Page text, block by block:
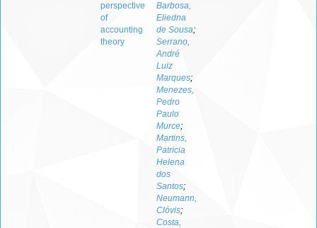
perspective
of
accounting
theory
Barbosa,
Eliedna
de Sousa;
Serrano,
André
Luiz
Marques;
Menezes,
Pedro
Paulo
Murce;
Martins,
Patricia
Helena
dos
Santos;
Neumann,
Clóvis;
Costa,